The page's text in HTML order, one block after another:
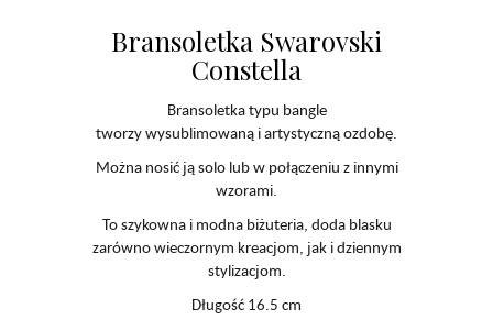
Bransoletka Swarovski
Constella
Bransoletka typu bangle
tworzy wysublimowaną i artystyczną ozdobę.
Można nosić ją solo lub w połączeniu z innymi
wzorami.
To szykowna i modna biżuteria, doda blasku
zarówno wieczornym kreacjom, jak i dziennym
stylizacjom.
Długość 16.5 cm